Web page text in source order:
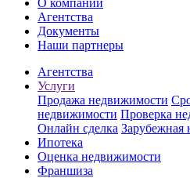
О компании
Агентства
Документы
Наши партнеры
Агентства
Услуги
Продажа недвижимости
недвижимости Проверка
Онлайн сделка Зарубежная
Ипотека
Оценка недвижимости
Франшиза